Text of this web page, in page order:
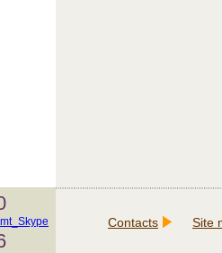
Contacts Site